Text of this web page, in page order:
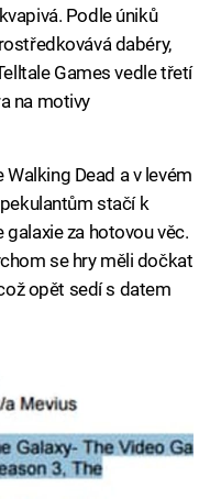
Podle úniků
dabéry,
Games vedle třetí
na motivy
Walking Dead a v levém
stačí k
za hotovou věc.
se hry měli dočkat
opět sedí s datem